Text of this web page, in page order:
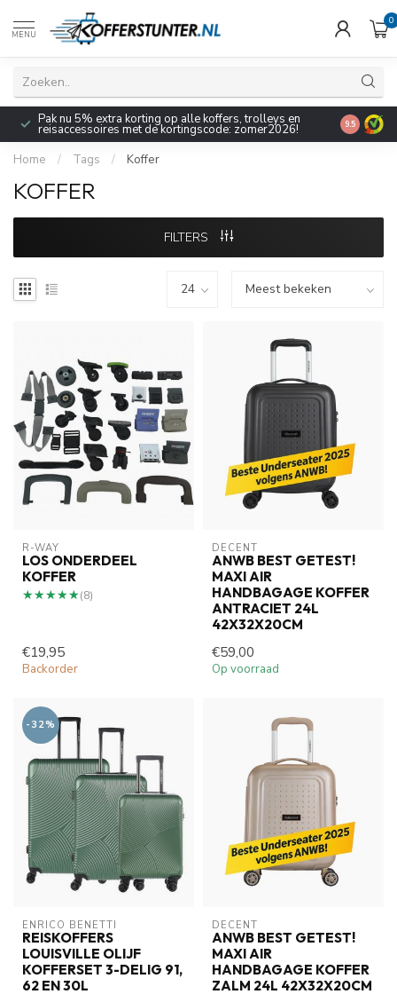
MENU
0
Pak nu 5% extra korting op alle koffers, trolleys en
reisaccessoires met de kortingscode: zomer2026! 9.5
Home / Tags / Koffer
KOFFER
FILTERS
R-WAY
LOS ONDERDEEL
KOFFER
★★★★★
★★★★★(8)
€19,95
Backorder
DECENT
ANWB BEST GETEST!
MAXI AIR
HANDBAGAGE KOFFER
ANTRACIET 24L
42X32X20CM
€59,00
Op voorraad
-32%
ENRICO BENETTI
REISKOFFERS
LOUISVILLE OLIJF
KOFFERSET 3-DELIG 91,
62 EN 30L
DECENT
ANWB BEST GETEST!
MAXI AIR
HANDBAGAGE KOFFER
ZALM 24L 42X32X20CM